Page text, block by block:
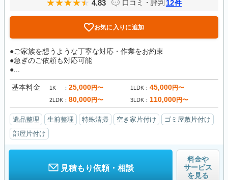
4.83 口コミ・評判 12件
お気に入りに追加
●ご家族を想うような丁寧な対応・作業をお約束
●急ぎのご依頼も対応可能
●...
基本料金 1K 25,000円〜 1LDK 45,000円〜
2LDK 80,000円〜 3LDK 110,000円〜
遺品整理 生前整理 特殊清掃 空き家片付け
ゴミ屋敷片付け
部屋片付け
見積もり依頼・相談
料金や
サービス
を見る